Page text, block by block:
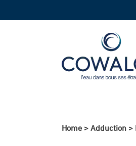
Home > Adduction >